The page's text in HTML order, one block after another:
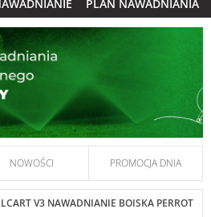
PLAN NAWADNIANIA
NOWOŚCI PROMOCJA DNIA
V3 NAWADNIANIE BOISKA PERROT